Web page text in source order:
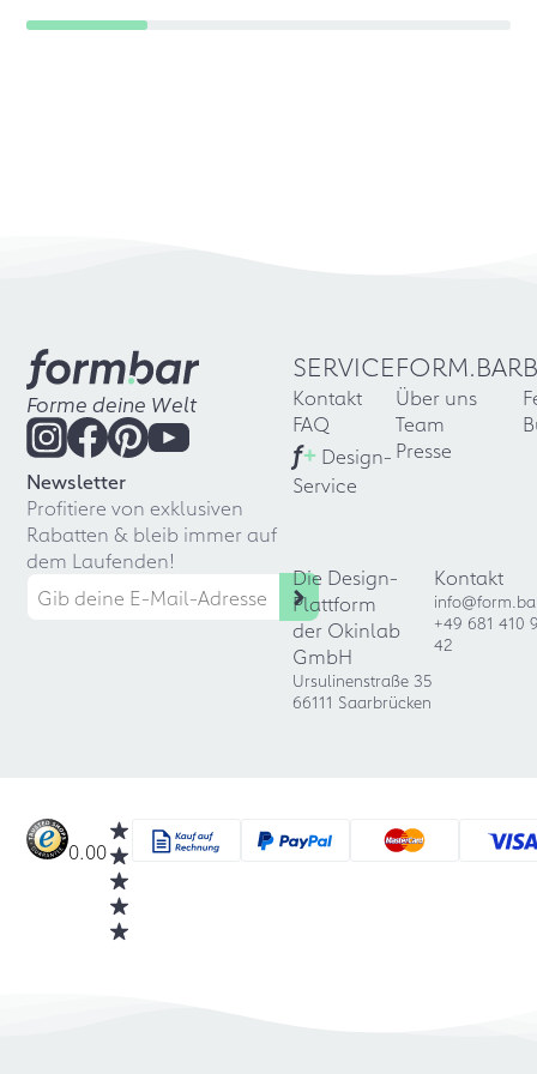
Forme deine Welt
Newsletter
Profitiere von exklusiven
Rabatten & bleib immer auf
dem Laufenden!
SERVICE
Kontakt
FAQ
f+ Design-
Service
FORM.BAR
Über uns
Team
Presse
Die Design-
Plattform
der Okinlab
GmbH
Ursulinenstraße 35
66111 Saarbrücken
Kontakt
+49 681 410
42
0.00